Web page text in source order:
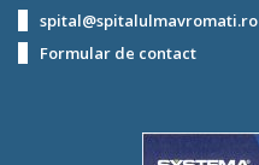
spital@spitalulmavromati.ro
Formular de contact